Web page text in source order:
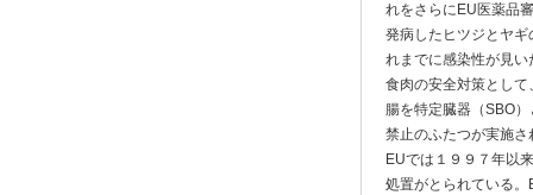
れをさらにEU医薬品
発病したヒツジとヤ
れまでに感染性が見
食肉の安全対策とし
腸を特定臓器（SBO
禁止のふたつが実施さ
EUでは１９９７年以
処置がとられている